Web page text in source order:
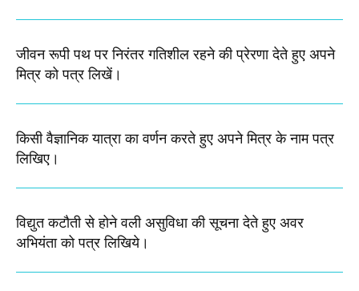
जीवन रूपी पथ पर निरंतर गतिशील रहने की प्रेरणा देते हुए अपने
मित्र को पत्र लिखें​।
किसी वैज्ञानिक यात्रा का वर्णन करते हुए अपने मित्र के नाम पत्र
लिखिए।
विद्युत कटौती से होने वली असुविधा की सूचना देते हुए अवर
अभियंता को पत्र लिखिये।